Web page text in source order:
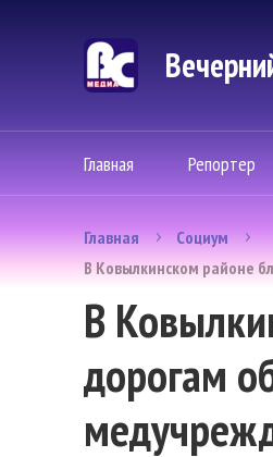
Главная Репортер
Главная
Социум
В Ковылкинском районе
В
дорогам